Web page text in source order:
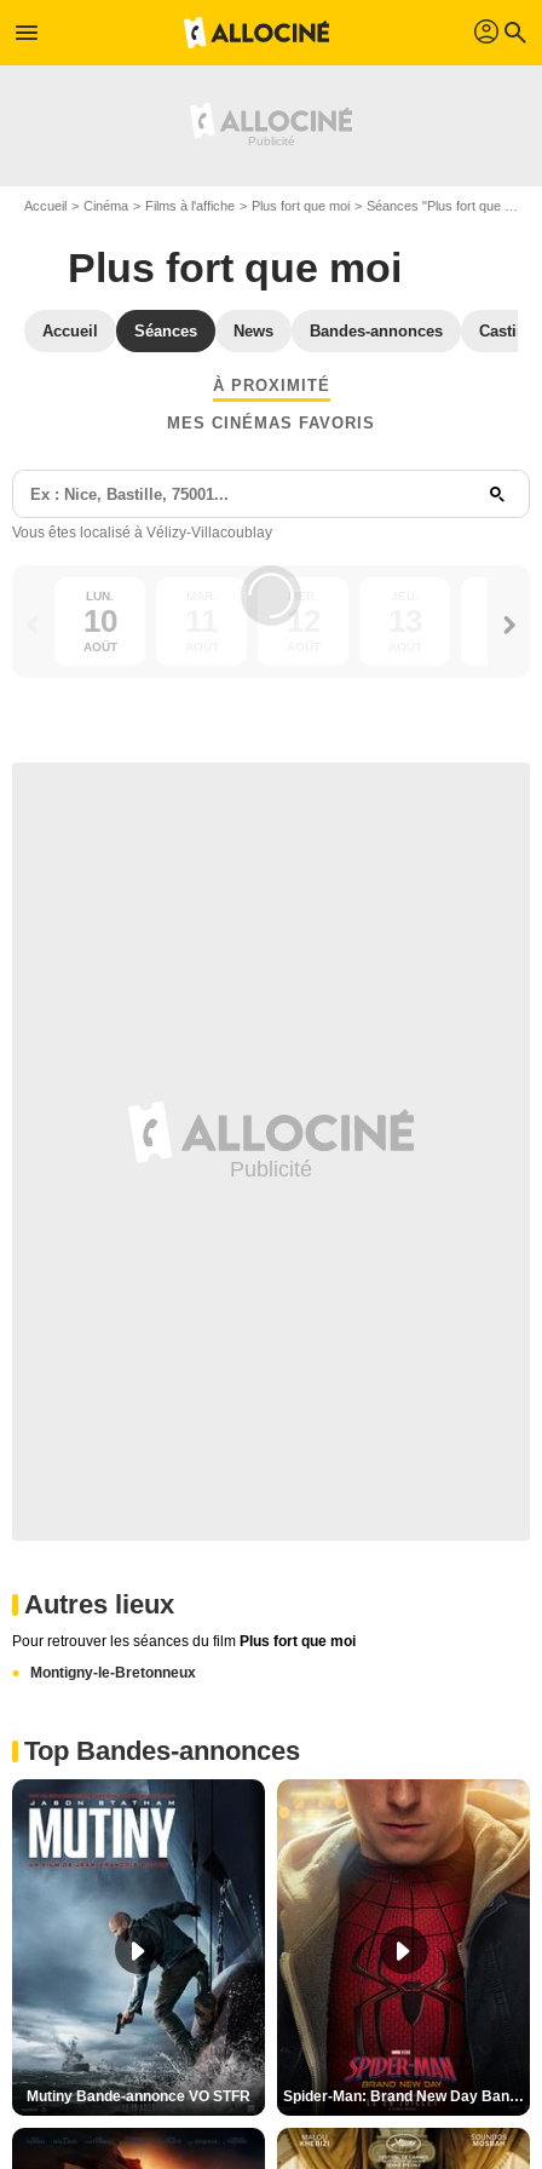
menu profil search
Accueil Cinéma Films à l'affiche Plus fort que moi Séances "Plus fort que moi" Yvelines
Plus fort que moi
Accueil Séances News Bandes-annonces Casting
À PROXIMITÉ
MES CINÉMAS FAVORIS
Vous êtes localisé à Vélizy-Villacoublay
LUN.
10
AOÛT
12 14
Autres lieux
Pour retrouver les séances du film Plus fort que moi
Montigny-le-Bretonneux
Top Bandes-annonces
Mutiny Bande-annonce VO STFR Spider-Man: Brand New Day Bande-annonce VO STFR